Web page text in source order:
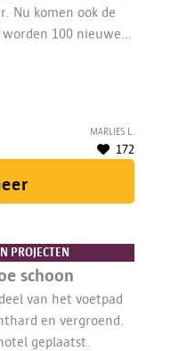
Nu komen ook de
100 nieuwe
Marlies L.
172
PROJECTEN
schoon
van het voetpad
en vergroend.
geplaatst.